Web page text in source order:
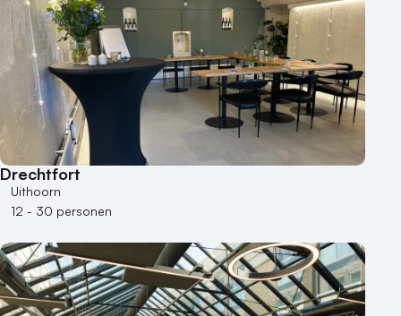
Drechtfort
Uithoorn
12 - 30 personen